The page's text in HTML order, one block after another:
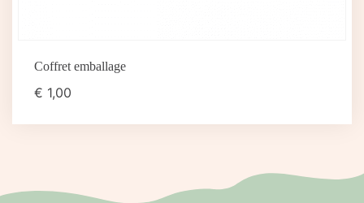
Coffret emballage
€ 1,00